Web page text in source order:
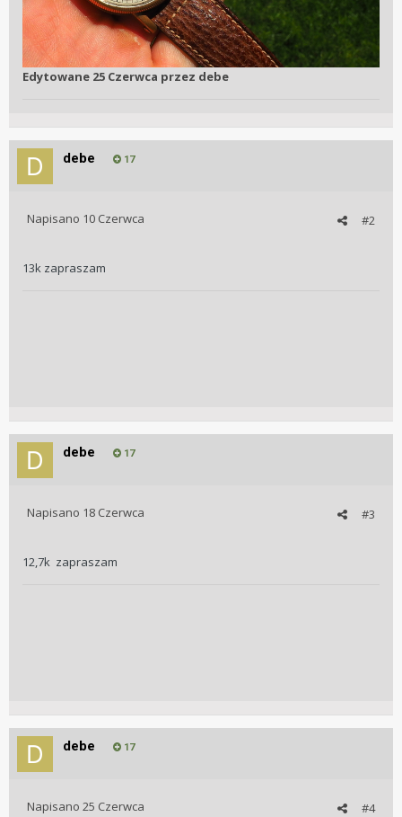
Edytowane 25 Czerwca przez debe
debe 17
#2
Napisano 10 Czerwca
13k zapraszam
debe 17
#3
Napisano 18 Czerwca
12,7k zapraszam
debe 17
#4
Napisano 25 Czerwca